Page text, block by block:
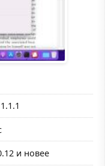
и новее